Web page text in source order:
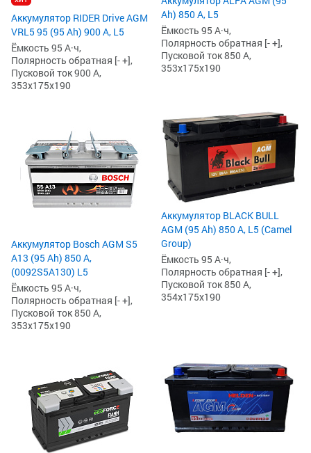
Аккумулятор RIDER Drive AGM
VRL5 95 (95 Ah) 900 А, L5
Ёмкость 95 А·ч,
Полярность обратная [- +],
Пусковой ток 900 А,
353x175x190
Ah) 850 А, L5
Ёмкость 95 А·ч,
Полярность обратная [- +],
Пусковой ток 850 А,
353x175x190
Аккумулятор Bosch AGM S5
А13 (95 Ah) 850 А,
(0092S5A130) L5
Ёмкость 95 А·ч,
Полярность обратная [- +],
Пусковой ток 850 А,
353x175x190
Аккумулятор BLACK BULL
AGM (95 Ah) 850 А, L5 (Camel
Group)
Ёмкость 95 А·ч,
Полярность обратная [- +],
Пусковой ток 850 А,
354x175x190